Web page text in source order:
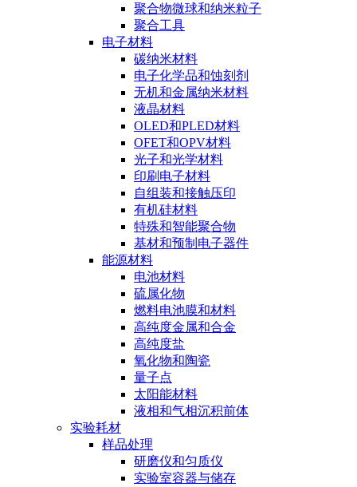
聚合物微球和纳米粒子
聚合工具
电子材料
碳纳米材料
电子化学品和蚀刻剂
无机和金属纳米材料
液晶材料
OLED和PLED材料
OFET和OPV材料
光子和光学材料
印刷电子材料
自组装和接触压印
有机硅材料
特殊和智能聚合物
基材和预制电子器件
能源材料
电池材料
硫属化物
燃料电池膜和材料
高纯度金属和合金
高纯度盐
氧化物和陶瓷
量子点
太阳能材料
液相和气相沉积前体
实验耗材
样品处理
研磨仪和匀质仪
实验室容器与储存